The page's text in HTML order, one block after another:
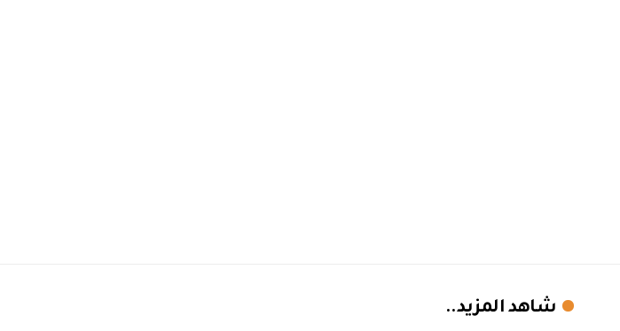
شاهد المزيد..